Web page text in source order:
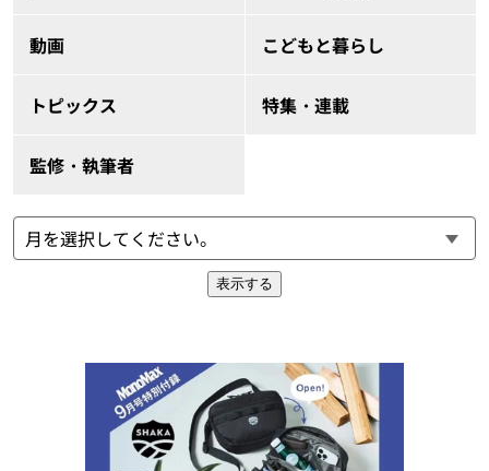
動画 こどもと暮らし
トピックス 特集・連載
監修・執筆者
表示する